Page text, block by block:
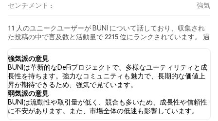
センチメント :
強気
11 人のユニークユーザーが BUNI について話しており、収集され
た投稿の中で言及数と活動量で 2215 位にランクされています。 過
は 強気 でした。 最後に、BUNI に関するニュース記事が 0 件公開
されました。 Twitterでは、15.79% のツイートが強気の感情を示
し、5.26% のツイートが弱気の感情を示しました。 78.95% のツイ
ートは BUNI に対して中立的でした。 これらの感情分析は 19 件の
ツイートに基づいています。
強気派の意見
BUNIは革新的なDeFiプロジェクトで、多様なユーティリティと成
長性を持ちます。強力なコミュニティも魅力で、長期的な価値上
昇が期待できるため、強気で見ています。
弱気派の意見
BUNIは流動性や取引量が低く、競合も多いため、成長性や信頼性
に不安があります。また、市場全体の低迷も影響しています。